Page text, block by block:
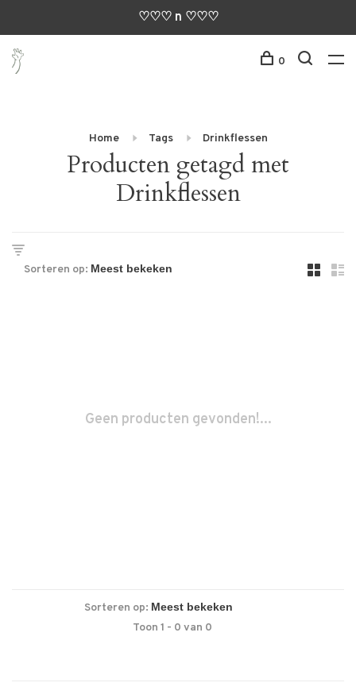
♡♡♡ n ♡♡♡
0
Home Tags Drinkflessen
Producten getagd met
Drinkflessen
Sorteren op:
Geen producten gevonden!...
Sorteren op:
Toon 1 - 0 van 0